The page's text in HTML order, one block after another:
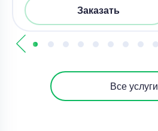
Заказать
Все услуги